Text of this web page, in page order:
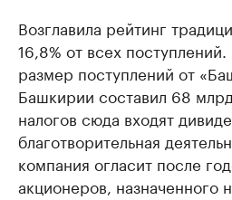
Возглавила рейтинг
16,8% от всех
размер поступлений от
Башкирии составил 68
налогов сюда входят
благотворительная
компания огласит после
акционеров, назначенного